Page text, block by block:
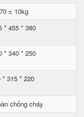
70 ± 10kg
* 455 * 380
* 340 * 250
* 315 * 220
chống cháy